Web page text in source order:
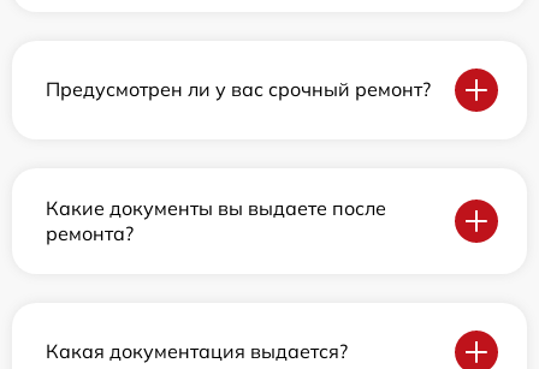
Предусмотрен ли у вас срочный ремонт?
Какие документы вы выдаете после
ремонта?
Какая документация выдается?